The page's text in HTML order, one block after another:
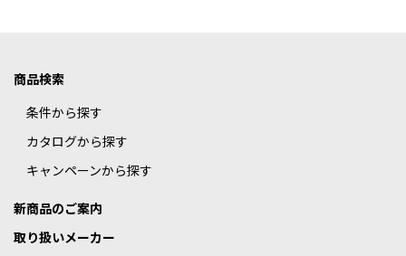
商品検索
条件から探す
カタログから探す
キャンペーンから探す
新商品のご案内
取り扱いメーカー